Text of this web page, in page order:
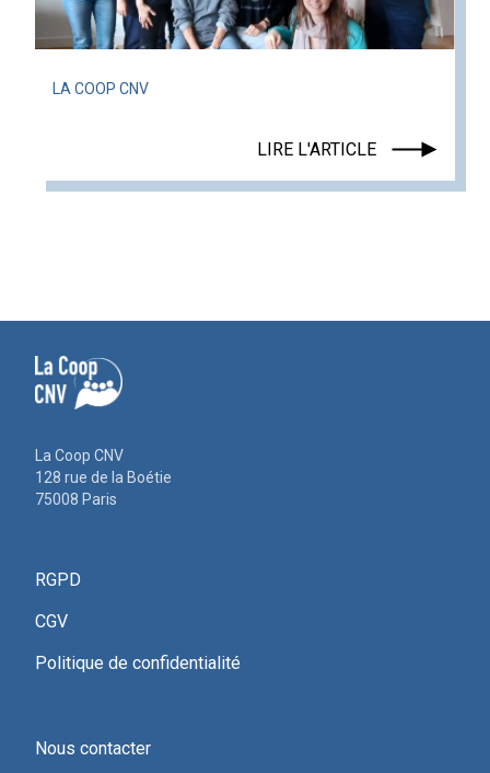
LA COOP CNV
LIRE L'ARTICLE
La Coop CNV
128 rue de la Boétie
75008 Paris
RGPD
CGV
Politique de confidentialité
Nous contacter